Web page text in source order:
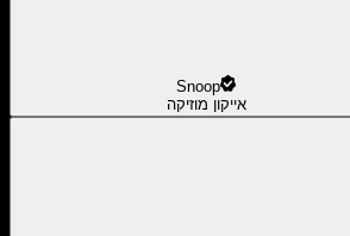
Snoop
אייקון מוזיקה